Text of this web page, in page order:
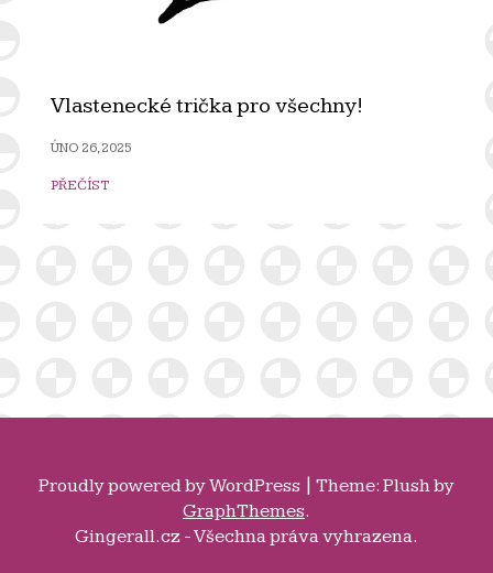
Vlastenecké trička pro všechny!
ÚNO 26, 2025
PŘEČÍST
Proudly powered byWordPress
Theme: Plush by
GraphThemes.
Gingerall.cz - Všechna práva vyhrazena.